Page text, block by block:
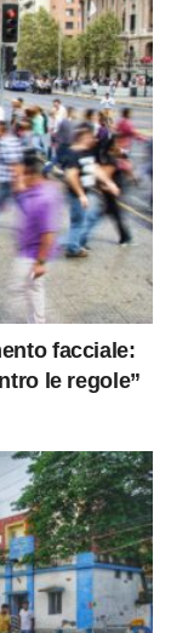
facciale:
le regole”